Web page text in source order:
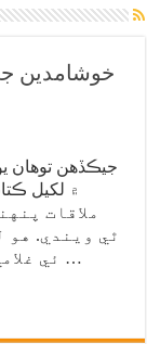
خوشامدين
جيڪڏهن توهان
ملاقات
ٿي ويندي. هو
ئي غلاميءَ جو سبق سکندا ۽ ياد ڪندا آهيون ۽ …